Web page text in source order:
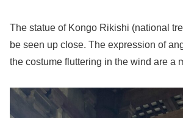
The statue of Kongo Rikishi (national
be seen up close. The expression of
the costume fluttering in the wind are a